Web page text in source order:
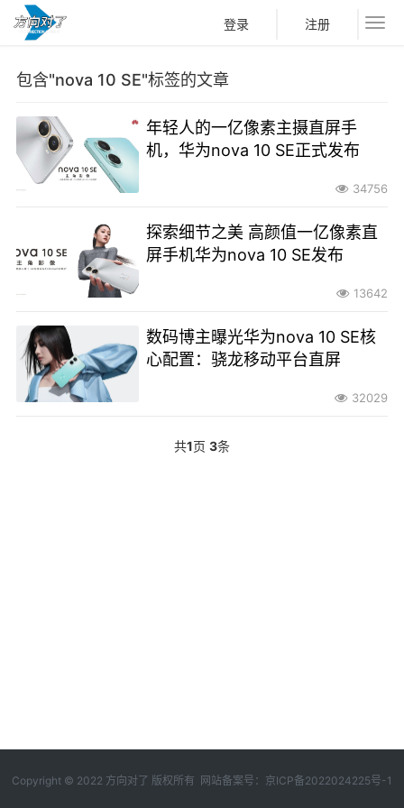
登录 注册
包含"nova 10 SE"标签的文章
年轻人的一亿像素主摄直屏手
机，华为nova 10 SE正式发布
34756
探索细节之美 高颜值一亿像素直
屏手机华为nova 10 SE发布
13642
数码博主曝光华为nova 10 SE核
心配置：骁龙移动平台直屏
32029
共1页 3条
Copyright © 2022 方向对了 版权所有 网站备案号： 京ICP备2022024225号-1